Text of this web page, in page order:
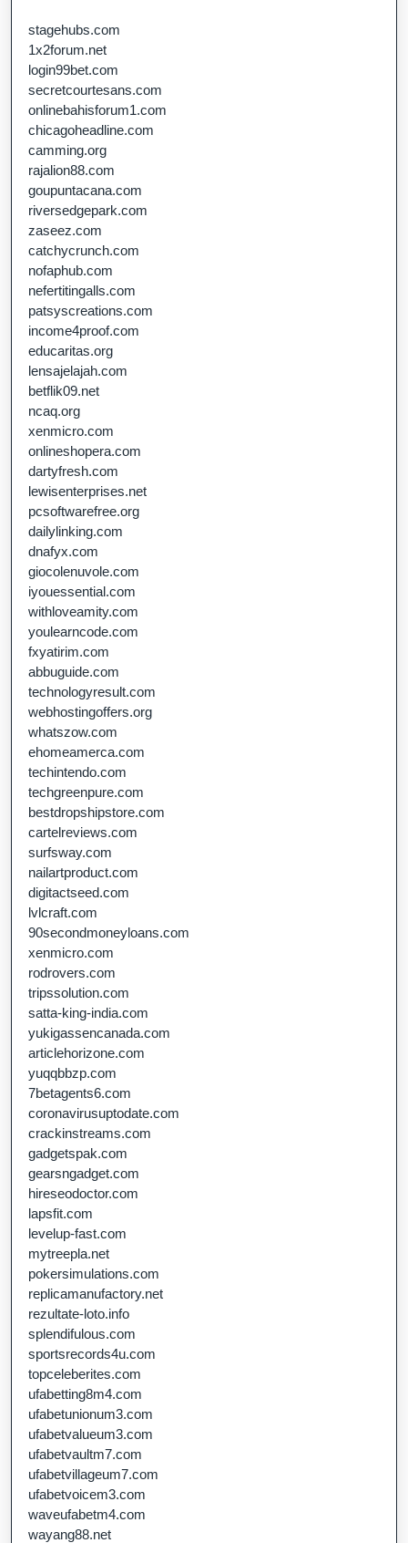
stagehubs.com
1x2forum.net
login99bet.com
secretcourtesans.com
onlinebahisforum1.com
chicagoheadline.com
camming.org
rajalion88.com
goupuntacana.com
riversedgepark.com
zaseez.com
catchycrunch.com
nofaphub.com
nefertitingalls.com
patsyscreations.com
income4proof.com
educaritas.org
lensajelajah.com
betflik09.net
ncaq.org
xenmicro.com
onlineshopera.com
dartyfresh.com
lewisenterprises.net
pcsoftwarefree.org
dailylinking.com
dnafyx.com
giocolenuvole.com
iyouessential.com
withloveamity.com
youlearncode.com
fxyatirim.com
abbuguide.com
technologyresult.com
webhostingoffers.org
whatszow.com
ehomeamerca.com
techintendo.com
techgreenpure.com
bestdropshipstore.com
cartelreviews.com
surfsway.com
nailartproduct.com
digitactseed.com
lvlcraft.com
90secondmoneyloans.com
xenmicro.com
rodrovers.com
tripssolution.com
satta-king-india.com
yukigassencanada.com
articlehorizone.com
yuqqbbzp.com
7betagents6.com
coronavirusuptodate.com
crackinstreams.com
gadgetspak.com
gearsngadget.com
hireseodoctor.com
lapsfit.com
levelup-fast.com
mytreepla.net
pokersimulations.com
replicamanufactory.net
rezultate-loto.info
splendifulous.com
sportsrecords4u.com
topceleberites.com
ufabetting8m4.com
ufabetunionum3.com
ufabetvalueum3.com
ufabetvaultm7.com
ufabetvillageum7.com
ufabetvoicem3.com
waveufabetm4.com
wayang88.net